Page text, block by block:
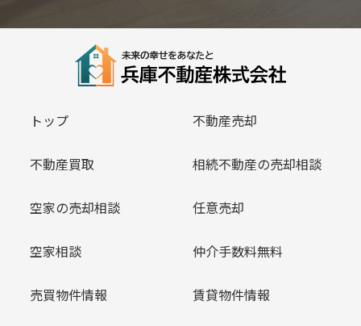
トップ 不動産売却
不動産買取 相続不動産の売却相談
空家の売却相談 任意売却
空家相談 仲介手数料無料
売買物件情報 賃貸物件情報